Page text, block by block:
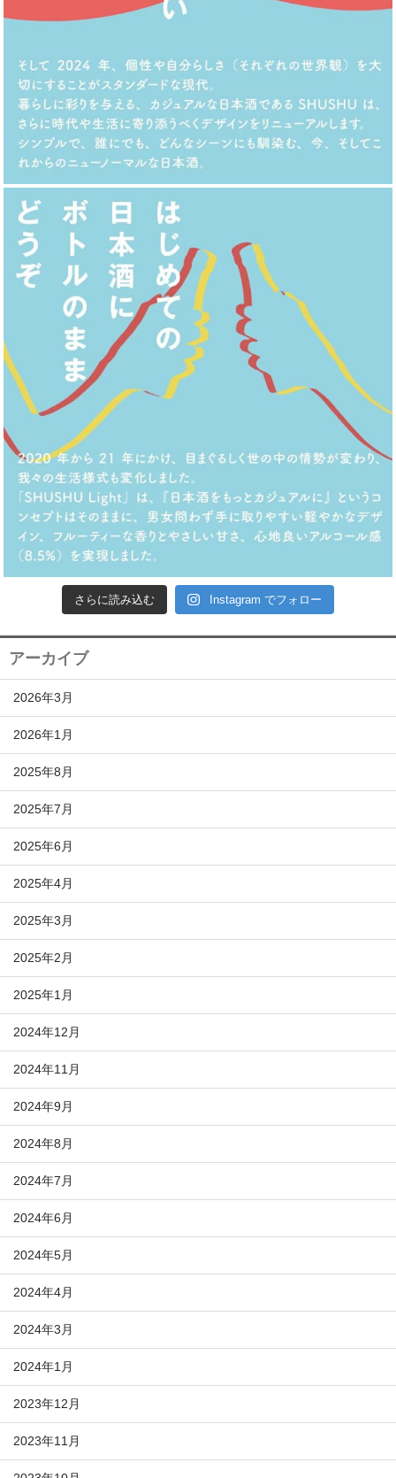
さらに読み込む Instagram でフォロー
アーカイブ
2026年3月
2026年1月
2025年8月
2025年7月
2025年6月
2025年4月
2025年3月
2025年2月
2025年1月
2024年12月
2024年11月
2024年9月
2024年8月
2024年7月
2024年6月
2024年5月
2024年4月
2024年3月
2024年1月
2023年12月
2023年11月